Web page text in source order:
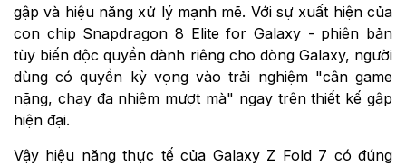
gập và hiệu năng xử lý mạnh mẽ. Với sự xuất hiện của
con chip Snapdragon 8 Elite for Galaxy - phiên bản
tùy biến độc quyền dành riêng cho dòng Galaxy, người
dùng có quyền kỳ vọng vào trải nghiệm "cân game
nặng, chạy đa nhiệm mượt mà" ngay trên thiết kế gập
hiện đại.
Vậy hiệu năng thực tế của Galaxy Z Fold 7 có đúng